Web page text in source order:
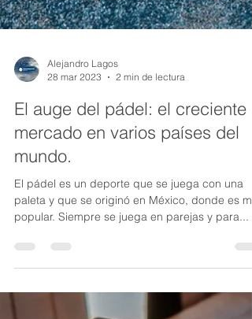
El auge del pádel: el creciente